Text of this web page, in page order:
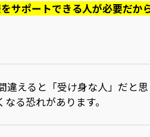
サポートできる人が必要だか
違えると「受け身な人」だと思
る恐れがあります。